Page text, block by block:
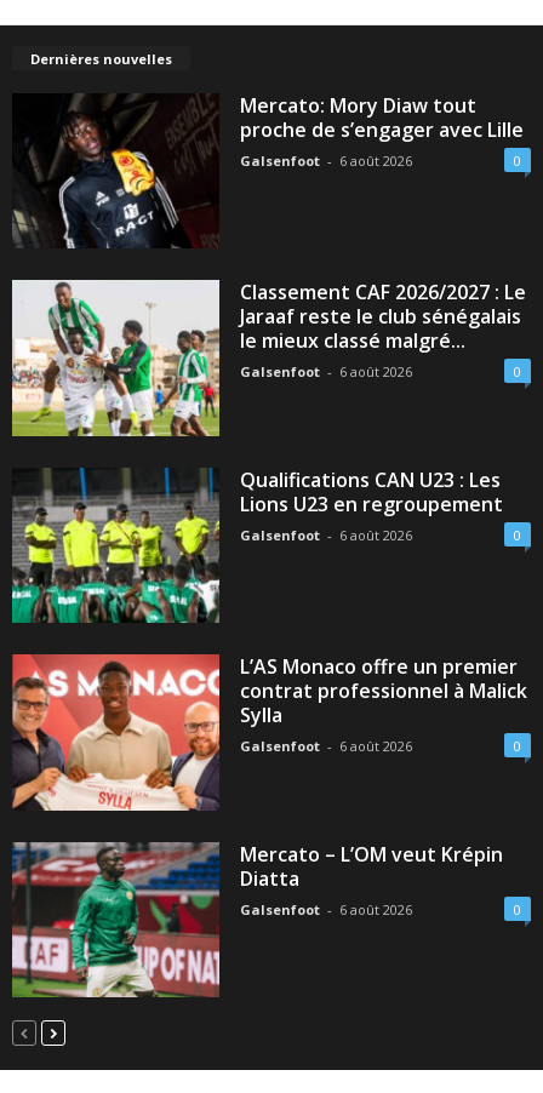
Dernières nouvelles
Mercato: Mory Diaw tout
proche de s’engager avec Lille
Galsenfoot - 6 août 2026 0
Classement CAF 2026/2027 : Le
Jaraaf reste le club sénégalais
le mieux classé malgré...
Galsenfoot - 6 août 2026 0
Qualifications CAN U23 : Les
Lions U23 en regroupement
Galsenfoot - 6 août 2026 0
L’AS Monaco offre un premier
contrat professionnel à Malick
Sylla
Galsenfoot - 6 août 2026 0
Mercato – L’OM veut Krépin
Diatta
Galsenfoot - 6 août 2026 0